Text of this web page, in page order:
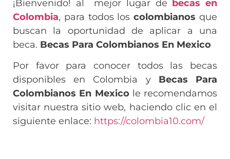
¡Bienvenido! al mejor lugar de becas en
Colombia, para todos loscolombianos que
buscan la oportunidad de aplicar a una
beca. Becas Para Colombianos En Mexico
Por favor para conocer todos las becas
disponibles en Colombia y Becas Para
Colombianos En Mexicole recomendamos
visitar nuestra sitio web, haciendo clic en el
siguiente enlace: https://colombia10.com/